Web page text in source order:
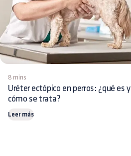
8 mins
Uréter ectópico en perros: ¿qué es y
cómo se trata?
Leer más